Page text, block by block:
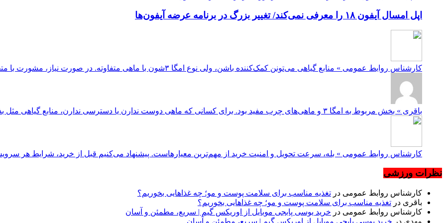
اپل امسال آیفون ۱۸ را معرفی نمی‌کند/ تغییر بزرگ در برنامه عرضه آیفون‌ها
کارشناس روابط عمومی » منابع گیاهی می‌تونن کمک‌کننده باشن، ولی نوع امگا ۳شون با ماهی متفاوته. در صورت نیاز، مشورت با متخصص تغذیه برای...
باقری » بخش مربوط به امگا ۳ و ماهی‌های چرب مفید بود. برای کسانی که ماهی دوست ندارن یا دسترسی ندارن، منابع گیاهی مثل بذ...
کارشناس روابط عمومی » بله، سرعت تحویل و امنیت خرید از مهم‌ترین معیارهاست. پیشنهاد می‌کنیم قبل از خرید، شرایط هر
نظرات ورزشی
کارشناس روابط عمومی در تغذیه مناسب برای سلامت پوست و مو؛ چه غذاهایی بخوریم؟
باقری در تغذیه مناسب برای سلامت پوست و مو؛ چه غذاهایی بخوریم؟
کارشناس روابط عمومی در خرید یوسی پابجی موبایل از اوریکس گیم | سریع، مطمئن و آسان
مهدی در خرید یوسی پابجی موبایل از اوریکس گیم | سریع، مطمئن و آسان